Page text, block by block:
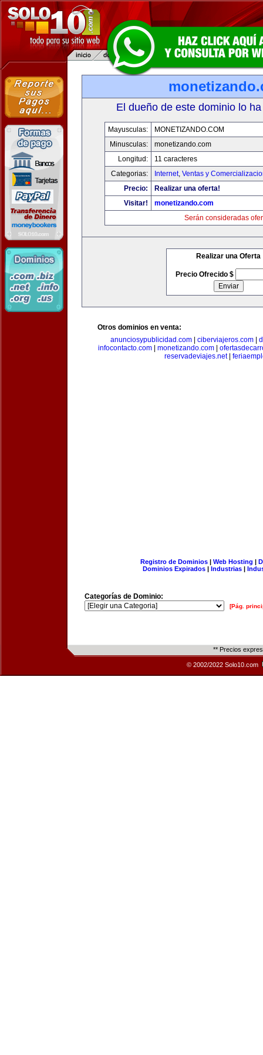
El dueño de este dominio lo
Mayusculas:
MONETIZANDO.COM
Minusculas:
monetizando.com
Longitud:
11 caracteres
Categorias:
Internet, Ventas y
Precio:
Realizar una oferta!
Visitar!
monetizando.com
Serán consideradas
Realizar una Oferta
Precio Ofrecido $
Otros dominios en venta:
anunciosypublicidad.com| ciberviajeros.com|
infocontacto.com
monetizando.com
reservadeviajes.net|
Registro de Dominios| Web Hosting |
Dominios Expirados | Industrias |
Categorías de Dominio:
[Pág.
** Precios
© 2002/2022 Solo10.com